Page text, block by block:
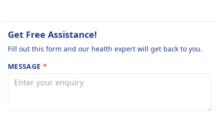
Get Free Assistance!
Fill out this form and our health expert will get back to you.
MESSAGE *